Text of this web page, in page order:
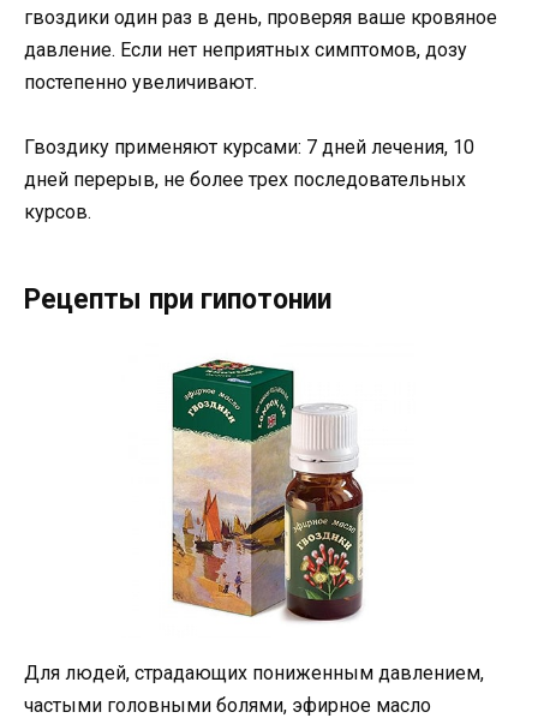
гвоздики один раз в день, проверяя ваше кровяное
давление. Если нет неприятных симптомов, дозу
постепенно увеличивают.
Гвоздику применяют курсами: 7 дней лечения, 10
дней перерыв, не более трех последовательных
курсов.
Рецепты при гипотонии
Для людей, страдающих пониженным давлением,
частыми головными болями, эфирное масло